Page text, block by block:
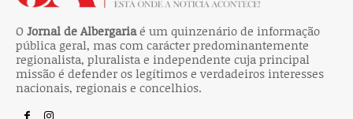
O Jornal de Albergariaé um quinzenário de informação
pública geral, mas com carácter predominantemente
regionalista, pluralista e independente cuja principal
missão é defender os legítimos e verdadeiros interesses
nacionais, regionais e concelhios.